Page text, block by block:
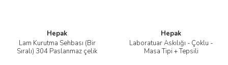
Hepak
Lam Kurutma Sehbası (Bir
Sıralı) 304 Paslanmaz çelik
Hepak
Laboratuar Askılığı - Çoklu -
Masa Tipi + Tepsili